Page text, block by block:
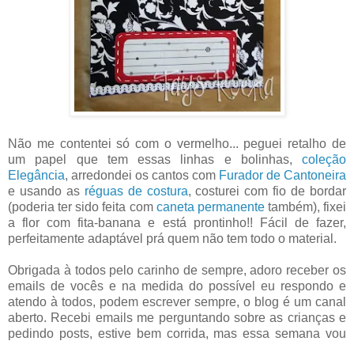
Não me contentei só com o vermelho... peguei retalho de
um papel que tem essas linhas e bolinhas, coleção
Elegância, arredondei os cantos com Furador de Cantoneira
e usando as réguas de costura, costurei com fio de bordar
(poderia ter sido feita com caneta permanentetambém), fixei
a flor com fita-banana e está prontinho!! Fácil de fazer,
perfeitamente adaptável prá quem não tem todo o material.
Obrigada à todos pelo carinho de sempre, adoro receber os
emails de vocês e na medida do possível eu respondo e
atendo à todos, podem escrever sempre, o blog é um canal
aberto. Recebi emails me perguntando sobre as crianças e
pedindo posts, estive bem corrida, mas essa semana vou